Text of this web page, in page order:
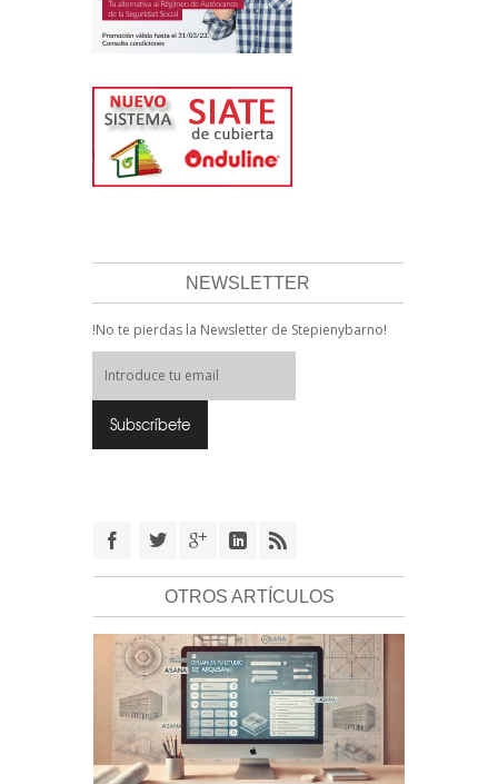
NEWSLETTER
!No te pierdas la Newsletter de Stepienybarno!
OTROS ARTÍCULOS